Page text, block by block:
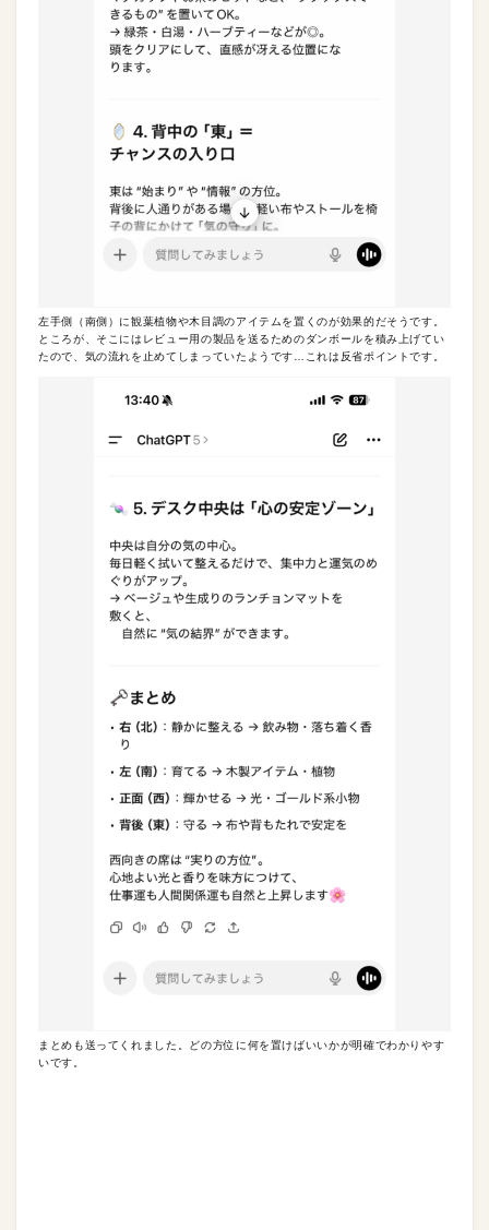
左手側（南側）に観葉植物や木目調のアイテムを置くのが効果的だそうです。
ところが、そこにはレビュー用の製品を送るためのダンボールを積み上げてい
たので、気の流れを止めてしまっていたようです…これは反省ポイントです。
まとめも送ってくれました。どの方位に何を置けばいいかが明確でわかりやす
いです。